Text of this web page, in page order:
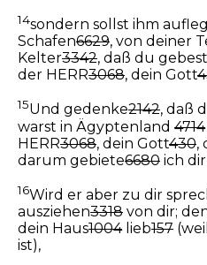
14sondern sollst ihm
Schafen6629, von deiner
Kelter3342, daß du gebest
der HERR3068, dein Gott
15Und gedenke2142, daß
warst in Ägyptenland 4714
HERR3068, dein Gott430,
darum gebiete6680 ich
16Wird er aber zu dir
ausziehen3318 von dir;
dein Haus1004lieb157
ist),